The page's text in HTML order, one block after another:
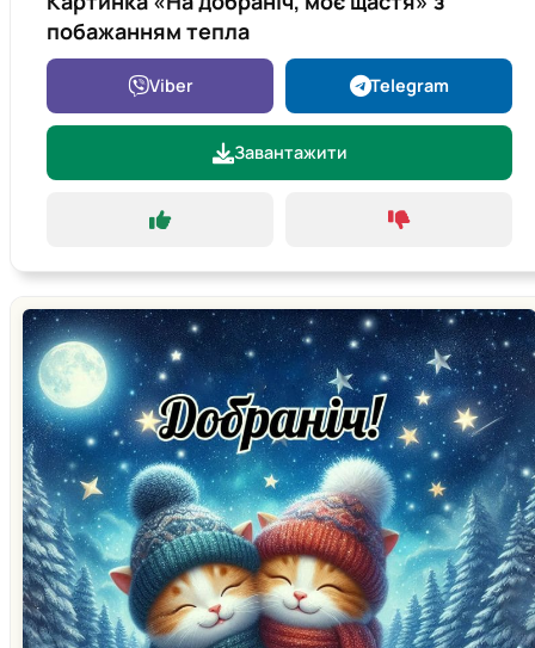
побажанням тепла
Viber Telegram
Завантажити